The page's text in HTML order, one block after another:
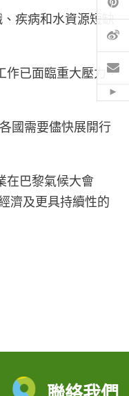
疾病和水資源短缺
作已面臨重大壓力，
國需要儘快展開行
在巴黎氣候大會
濟及更具持續性的